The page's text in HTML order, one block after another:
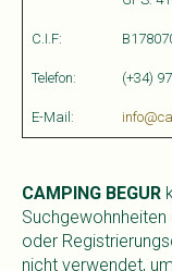
C.I.F:
Telefon: (+34)
E-Mail:
CAMPING BEGUR
oder
nicht verwendet,